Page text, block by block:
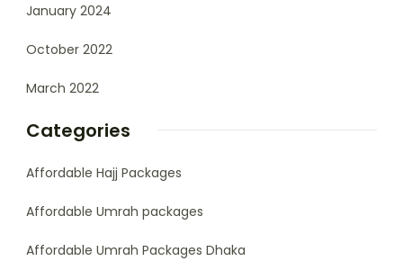
January 2024
October 2022
March 2022
Categories
Affordable Hajj Packages
Affordable Umrah packages
Affordable Umrah Packages Dhaka